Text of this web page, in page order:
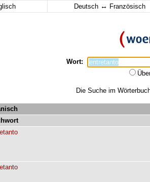
Deutsch ↔ Französisch
Wort:
Die Suche im